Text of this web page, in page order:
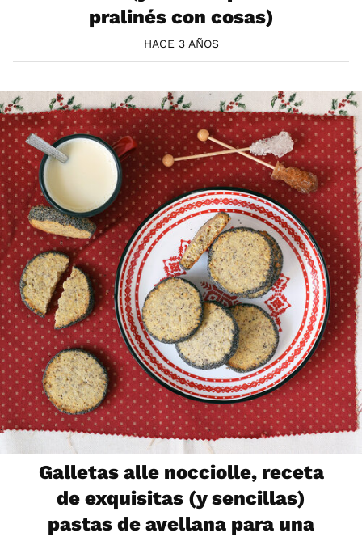
pralinés con cosas)
HACE 3 AÑOS
Galletas alle nocciolle, receta
de exquisitas (y sencillas)
pastas de avellana para una